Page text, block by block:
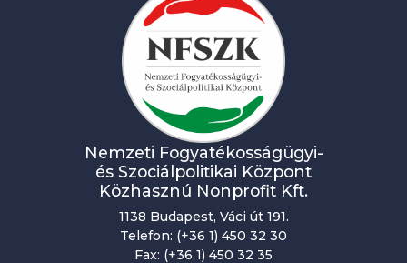
Nemzeti Fogyatékosságügyi-
és Szociálpolitikai Központ
Közhasznú Nonprofit Kft.
1138 Budapest, Váci út 191.
Telefon: (+36 1) 450 32 30
Fax: (+36 1) 450 32 35